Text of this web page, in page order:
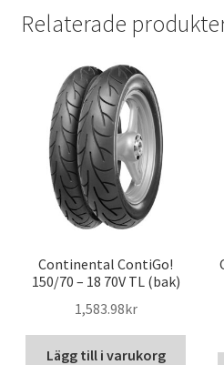
Relaterade
Continental ContiGo!
150/70 – 18 70V TL (bak)
1,583.98kr
Lägg till i varukorg